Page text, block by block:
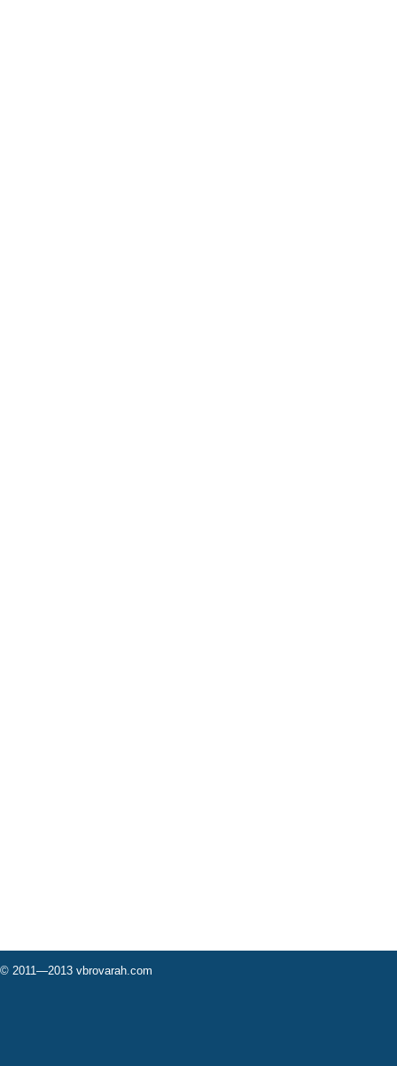
© 2011—2013 vbrovarah.com